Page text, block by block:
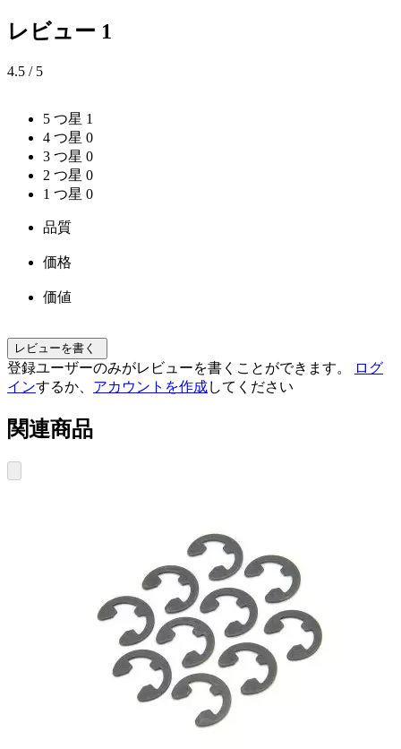
レビュー 1
4.5 / 5
5 つ星 1
4 つ星 0
3 つ星 0
2 つ星 0
1 つ星 0
品質
価格
価値
レビューを書く
登録ユーザーのみがレビューを書くことができます。
ログ
インするか、 アカウントを作成してください
関連商品